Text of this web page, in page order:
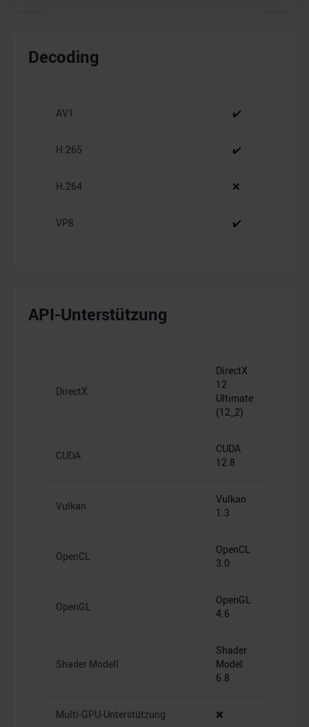
zu können und die Zugriffe auf unsere Website zu
soziale Medien, Werbung und Analysen weiter. Unsere
haben oder die sie im Rahmen Ihrer Nutzung der Dienste
Decoding
AV1 ✔️
H.265 ✔️
H.264 ❌
VP8 ✔️
API-Unterstützung
DirectX
DirectX
12
Ultimate
(12_2)
CUDA
CUDA
12.8
Vulkan
Vulkan
1.3
OpenCL
OpenCL
3.0
OpenGL
OpenGL
4.6
Shader Modell
Shader
Model
6.8
Multi-GPU-Unterstützung ❌